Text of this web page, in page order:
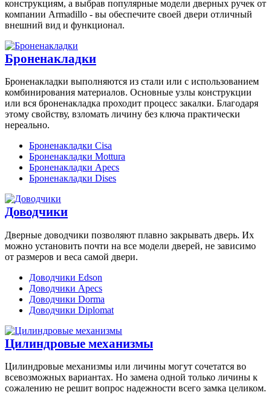
конструкциям, а выбрав популярные модели дверных ручек от
компании Armadillo - вы обеспечите своей двери отличный
внешний вид и функционал.
Броненакладки
Броненакладки выполняются из стали или с использованием
комбинирования материалов. Основные узлы конструкции
или вся броненакладка проходит процесс закалки. Благодаря
этому свойству, взломать личину без ключа практически
нереально.
Броненакладки Cisa
Броненакладки Mottura
Броненакладки Apecs
Броненакладки Dises
Доводчики
Дверные доводчики позволяют плавно закрывать дверь. Их
можно установить почти на все модели дверей, не зависимо
от размеров и веса самой двери.
Доводчики Edson
Доводчики Apecs
Доводчики Dorma
Доводчики Diplomat
Цилиндровые механизмы
Цилиндровые механизмы или личины могут сочетатся во
всевозможных вариантах. Но замена одной только личины к
сожалению не решит вопрос надежности всего замка целиком.